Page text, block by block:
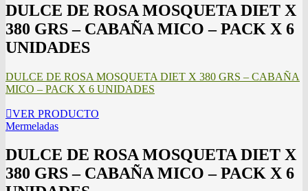
DULCE DE ROSA MOSQUETA DIET X
380 GRS – CABAÑA MICO – PACK X 6
UNIDADES
DULCE DE ROSA MOSQUETA DIET X 380 GRS – CABAÑA
MICO – PACK X 6 UNIDADES
VER PRODUCTO
Mermeladas
DULCE DE ROSA MOSQUETA DIET X
380 GRS – CABAÑA MICO – PACK X 6